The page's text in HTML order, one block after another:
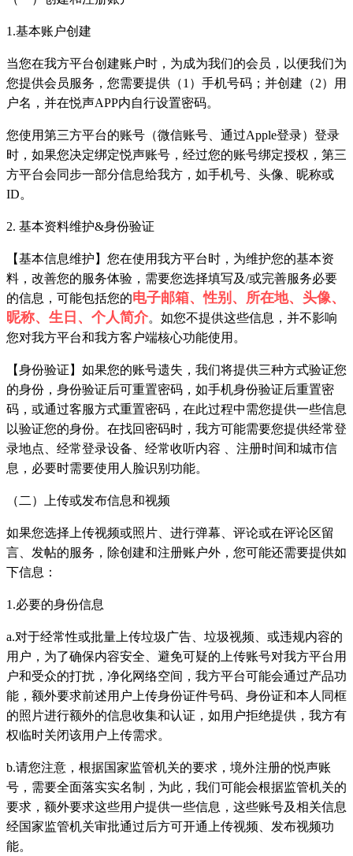
1.基本账户创建
当您在我方平台创建账户时，为成为我们的会员，以便我们为
您提供会员服务，您需要提供（1）手机号码；并创建（2）用
户名，并在悦声APP内自行设置密码。
您使用第三方平台的账号（微信账号、通过Apple登录）登录
时，如果您决定绑定悦声账号，经过您的账号绑定授权，第三
方平台会同步一部分信息给我方，如手机号、头像、昵称或
ID。
2. 基本资料维护&身份验证
【基本信息维护】您在使用我方平台时，为维护您的基本资
料，改善您的服务体验，需要您选择填写及/或完善服务必要
的信息，可能包括您的电子邮箱、性别、所在地、头像、
昵称、生日、个人简介。如您不提供这些信息，并不影响
您对我方平台和我方客户端核心功能使用。
【身份验证】如果您的账号遗失，我们将提供三种方式验证您
的身份，身份验证后可重置密码，如手机身份验证后重置密
码，或通过客服方式重置密码，在此过程中需您提供一些信息
以验证您的身份。在找回密码时，我方可能需要您提供经常登
录地点、经常登录设备、经常收听内容 、注册时间和城市信
息，必要时需要使用人脸识别功能。
（二）上传或发布信息和视频
如果您选择上传视频或照片、进行弹幕、评论或在评论区留
言、发帖的服务，除创建和注册账户外，您可能还需要提供如
下信息：
1.必要的身份信息
a.对于经常性或批量上传垃圾广告、垃圾视频、或违规内容的
用户，为了确保内容安全、避免可疑的上传账号对我方平台用
户和受众的打扰，净化网络空间，我方平台可能会通过产品功
能，额外要求前述用户上传身份证件号码、身份证和本人同框
的照片进行额外的信息收集和认证，如用户拒绝提供，我方有
权临时关闭该用户上传需求。
b.请您注意，根据国家监管机关的要求，境外注册的悦声账
号，需要全面落实实名制，为此，我们可能会根据监管机关的
要求，额外要求这些用户提供一些信息，这些账号及相关信息
经国家监管机关审批通过后方可开通上传视频、发布视频功
能。